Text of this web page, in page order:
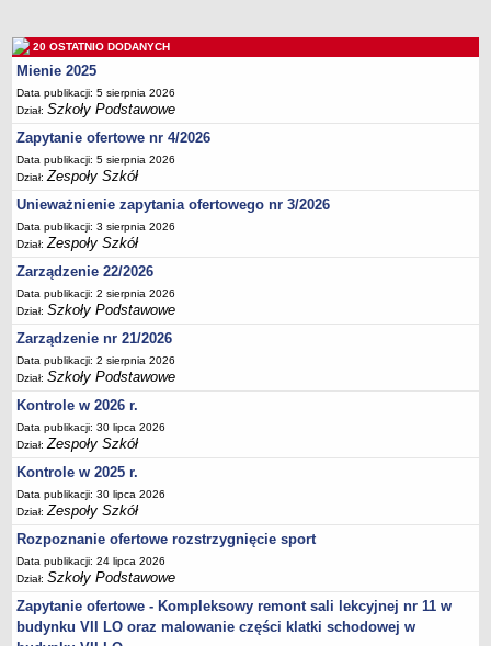
Godziny dyżurów
Ogłoszenie
Zarządzenia
Kontrole
Rejestry, ewidencje, archiwa
Sprawozdania
Deklaracja dostępności
PORADNIE PSYCHOLOGICZNO-PEDAGOGICZNE
Zespół Poradni
BIURO FINANSÓW OŚWIATY
Dane podstawowe
Statut
Majątek
Godziny dyżurów
Ogłoszenia
Zarządzenia
Rejestry, ewidencje, archiwa
Kontrole
PONOWNE WYKORZYSTYWANIE
Sprawozdania
Deklaracja dostępności
DEKLARACJA DOSTĘPNOŚCI
20 OSTATNIO DODANYCH
Mienie 2025
Data publikacji: 5 sierpnia 2026
Dział:Szkoły Podstawowe
Zapytanie ofertowe nr 4/2026
Data publikacji: 5 sierpnia 2026
Dział:Zespoły Szkół
Unieważnienie zapytania ofertowego nr 3/2026
Data publikacji: 3 sierpnia 2026
Dział:Zespoły Szkół
Zarządzenie 22/2026
Data publikacji: 2 sierpnia 2026
Dział:Szkoły Podstawowe
Zarządzenie nr 21/2026
Data publikacji: 2 sierpnia 2026
Dział:Szkoły Podstawowe
Kontrole w 2026 r.
Data publikacji: 30 lipca 2026
Dział:Zespoły Szkół
Kontrole w 2025 r.
Data publikacji: 30 lipca 2026
Dział:Zespoły Szkół
Rozpoznanie ofertowe rozstrzygnięcie sport
Data publikacji: 24 lipca 2026
Dział:Szkoły Podstawowe
Zapytanie ofertowe - Kompleksowy remont sali lekcyjnej nr 11 w
budynku VII LO oraz malowanie części klatki schodowej w